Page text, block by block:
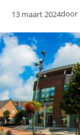
13 maart 2024door